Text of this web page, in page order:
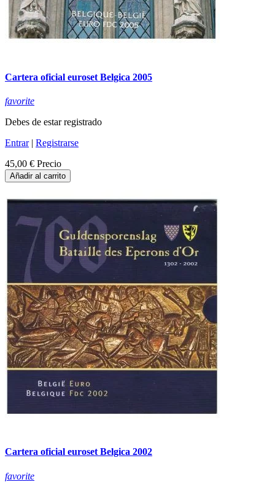
Cartera oficial euroset Belgica 2005
favorite
Debes de estar registrado
Entrar| Registrarse
45,00 € Precio
Añadir al carrito
Cartera oficial euroset Belgica 2002
favorite